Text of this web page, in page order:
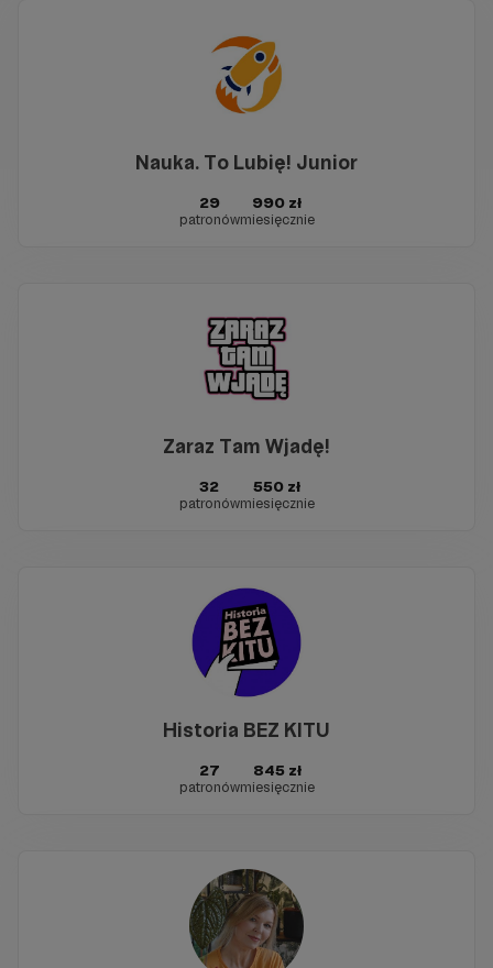
Nauka. To Lubię! Junior
29
patronów
990 zł
miesięcznie
Zaraz Tam Wjadę!
32
patronów
550 zł
miesięcznie
Historia BEZ KITU
27
patronów
845 zł
miesięcznie